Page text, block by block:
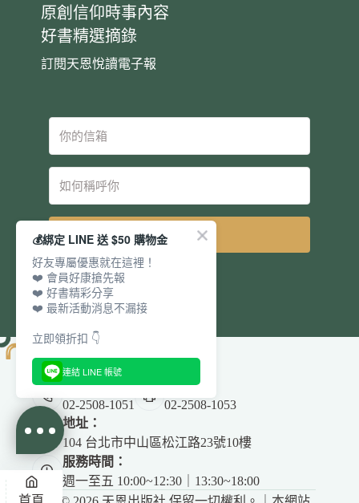
原創信仰時事內容
好書精選摘錄
訂閱天恩悅讀電子報
立即訂閱
電話：
02-2508-1051
傳真：
02-2508-1053
地址：
104 台北市中山區松江路23號10樓
服務時間：
週一至五 10:00~12:30｜13:30~18:00
首頁
💰綁定 LINE 送 $50 購物金
好友專屬優惠就在這裡！
❤️ 會員好康搶先報
❤️ 好書精彩分享
❤️ 最新活動消息不漏接
立即領折扣 👇
連結 LINE 帳號